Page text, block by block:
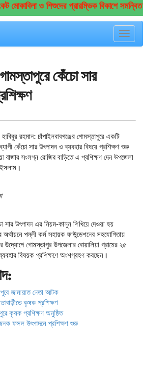
মোকাবিলা ও শিশুদের প্রারম্ভিক বিকাশে
কেঁচো সার
রহমান: চাঁপাইনবাবগঞ্জের গোমস্তাপুরে একটি
কেঁচো সার উৎপাদন ও ব্যবহার বিষয়ে প্রশিক্ষণ শুরু
বাজার সংলগ্ন রোজির বাড়িতে এ প্রশিক্ষণ দেন উপজেলা
সার উৎপাদন এর নিয়ম-কানুন শিখিয়ে দেওয়া হয়
পল্লী কর্ম সহায়ক ফাউন্ডেশনের সহযোগিতায়
উদ্যোগে গোমস্তাপুর উপজেলার বোয়ালিয়া গ্রামের ২৫
বিষয়ক প্রশিক্ষণে অংশগ্রহণ করছেন।
জামায়াত নেতা আটক
কৃষক প্রশিক্ষণ
কৃষক প্রশিক্ষণ অনুষ্ঠিত
ফসল উৎপাদনে প্রশিক্ষণ শুরু